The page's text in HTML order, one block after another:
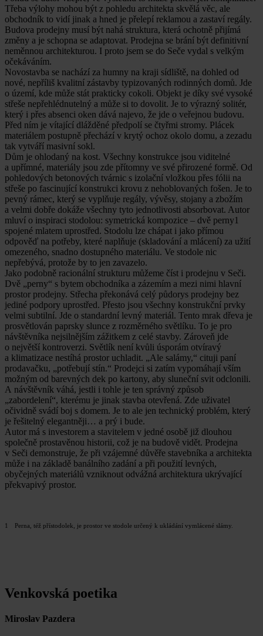
Třeba výlohy mohou být z pohledu architekta skvělá věc, ale
obchodník to vidí jinak a hned je přelepí reklamou a zastaví regály.
Budova prodejny musí být nahá struktura, která ochotně přijímá
změny a je schopna se adaptovat. Prodejna se brání být definitivní
neměnnou architekturou. I proto jsem se do Seče vydal s velkým
očekáváním.
Novostavba se nachází za humny na kraji sídliště, na dohled od
nové, nepříliš kvalitní zástavby typizovaných rodinných domů. Jde
o území, kde může stát prakticky cokoli. Objekt je díky své vysoké
střeše nepřehlédnutelný a může si to dovolit. Je to výrazný solitér,
který i přes absenci oken dává najevo, že jde o veřejnou budovu.
Před ním je vítající dlážděné předpolí se čtyřmi stromy. Plácek
materiálem postupně přechází v krytý ochoz okolo domu, a zezadu
tak vytváří masivní sokl.
Dům je ohlodaný na kost. Všechny konstrukce jsou viditelné
a upřímné, materiály jsou zde přítomny ve své přirozené formě. Od
pohledových betonových tvárnic s izolační vložkou přes fólii na
střeše po fascinující konstrukci krovu z nehoblovaných fošen. Je to
pevný rámec, který se vyplňuje regály, vývěsy, stojany a zbožím
a velmi dobře dokáže všechny tyto jednotlivosti absorbovat. Autor
mluví o inspiraci stodolou: symetrická kompozice – dvě perny1
spojené mlatem uprostřed. Stodolu lze chápat i jako přímou
odpověď na potřeby, které naplňuje (skladování a mlácení) za užití
omezeného, snadno dostupného materiálu. Ve stodole nic
nepřebývá, protože by to jen zavazelo.
Jako podobně racionální strukturu můžeme číst i prodejnu v Seči.
Dvě „perny“ s bytem obchodníka a zázemím a mezi nimi hlavní
prostor prodejny. Střecha překonává celý půdorys prodejny bez
jediné podpory uprostřed. Přesto jsou všechny konstrukční prvky
velmi subtilní. Jde o standardní levný materiál. Tento mrak dřeva je
prosvětlován paprsky slunce z rozměrného světlíku. To je pro
návštěvníka nejsilnějším zážitkem z celé stavby. Zároveň jde
o největší kontroverzi. Světlík není kvůli úsporám otvíravý
a klimatizace nestíhá prostor uchladit. „Ale salámy,“ cituji paní
prodavačku, „potřebují stín.“ Prodejci si zatím vypomáhají vším
možným od barevných dek po kartony, aby sluneční svit odclonili.
A návštěvník váhá, jestli i tohle je ten správný způsob
„zabordelení“, kterému je jinak stavba otevřená. Zde uživatel
očividně svádí boj s domem. Je to ale jen technický problém, který
je řešitelný elegantněji… a prý i bude.
Autor má s investorem a stavitelem v jedné osobě již dlouhou
společně prostavěnou historii, což je na budově vidět. Prodejna
v Seči demonstruje, že při vzájemné důvěře stavebníka a architekta
může i na základě banálního zadání a při použití levných,
obyčejných materiálů vzniknout odvážná architektura ukrývající
překvapivý prostor.
1 Perna, též přístodolek, je prostor ve stodole určený k ukládání vymlácené slámy.
Venkovská poetika
Miroslav Pazdera